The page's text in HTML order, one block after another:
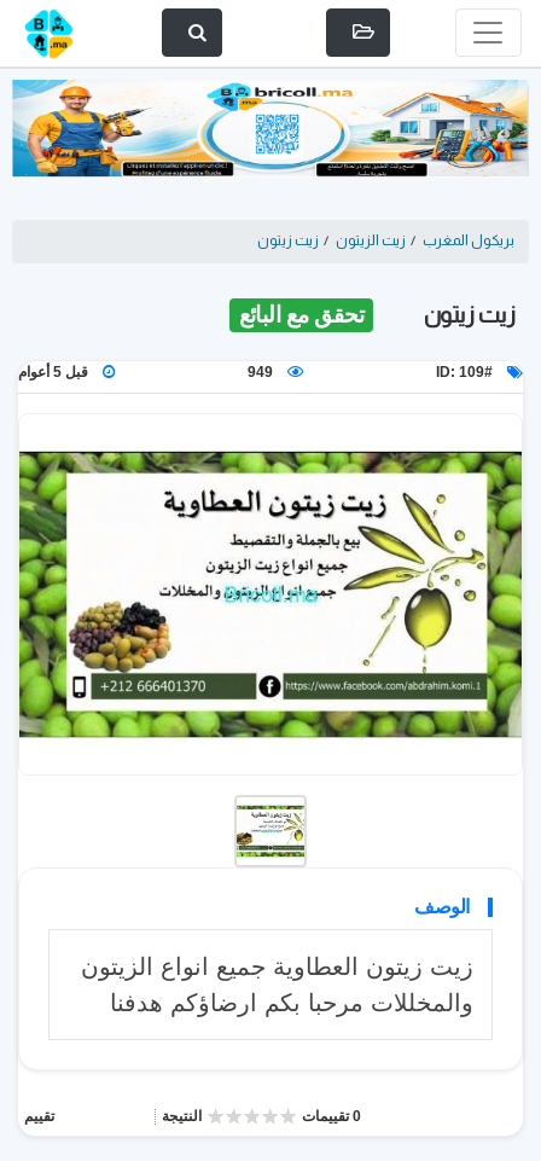
بريكول المغرب / زيت الزيتون / زيت زيتون
زيت زيتون تحقق مع البائع
ID: 109#
949 قبل 5 أعوام
الوصف
زيت زيتون العطاوية جميع انواع الزيتون
والمخللات مرحبا بكم ارضاؤكم هدفنا
تقييم النتيجة 0 تقييمات